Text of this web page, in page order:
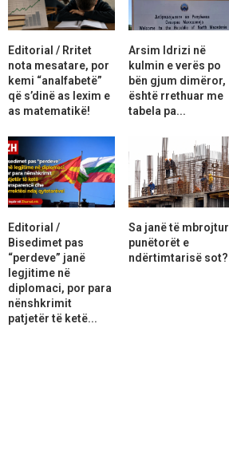
Editorial / Rritet
nota mesatare, por
kemi “analfabetë”
që s’dinë as lexim e
as matematikë!
Arsim Idrizi në
kulmin e verës po
bën gjum dimëror,
është rrethuar me
tabela pa...
Editorial /
Bisedimet pas
“perdeve” janë
legjitime në
diplomaci, por para
nënshkrimit
patjetër të ketë...
Sa janë të mbrojtur
punëtorët e
ndërtimtarisë sot?